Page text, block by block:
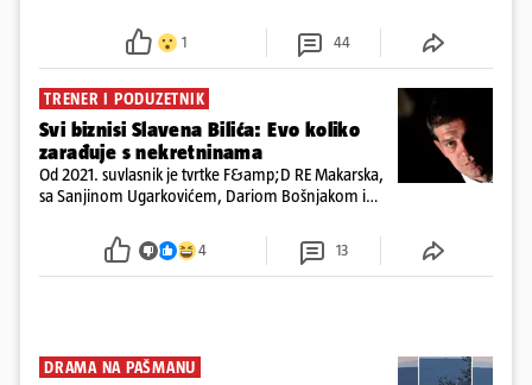
ispitali i poslali u istražni zatvor
1 44
TRENER I PODUZETNIK
Svi biznisi Slavena Bilića: Evo koliko
zarađuje s nekretninama
Od 2021. suvlasnik je tvrtke F&amp;D RE Makarska,
sa Sanjinom Ugarkovićem, Dariom Bošnjakom i
poslovanje nekretninama, a od osnutka nema
zaposlenih
4 13
DRAMA NA PAŠMANU